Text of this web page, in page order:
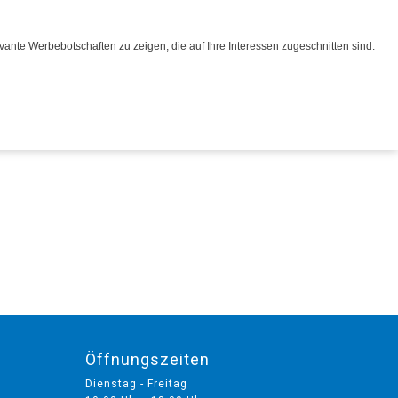
Werbebotschaften zu zeigen, die auf Ihre Interessen zugeschnitten sind.
0 Merkliste
Öffnungszeiten
Dienstag - Freitag